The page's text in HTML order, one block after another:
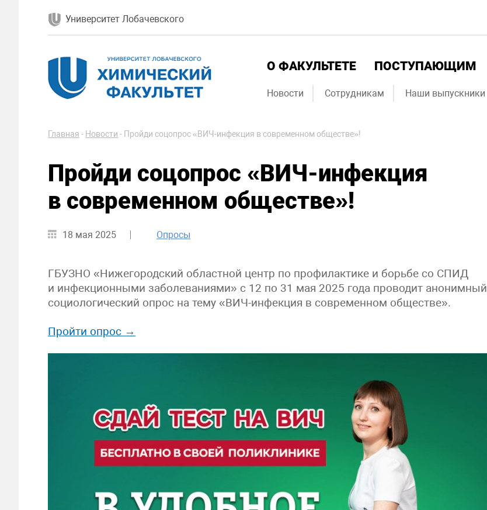
Университет Лобачевского
О ФАКУЛЬТЕТЕ ПОСТУПАЮЩИМ
Новости Сотрудникам Наши выпускники
Главная - Новости - Пройди соцопрос «ВИЧ-инфекция в современном обществе»!
Пройди соцопрос «ВИЧ-инфекция
в современном обществе»!
18 мая 2025 Опросы
ГБУЗНО «Нижегородский областной центр по профилактике и борьбе со СПИД
и инфекционными заболеваниями» с 12 по 31 мая 2025 года проводит анонимный
социологический опрос на тему «ВИЧ-инфекция в современном обществе».
Пройти опрос →